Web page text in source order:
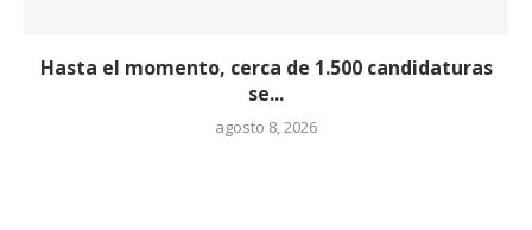
Hasta el momento, cerca de 1.500 candidaturas
se...
agosto 8, 2026